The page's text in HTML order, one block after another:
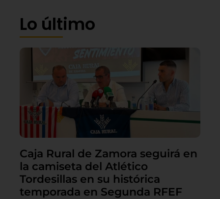
Lo último
Caja Rural de Zamora seguirá en
la camiseta del Atlético
Tordesillas en su histórica
temporada en Segunda RFEF